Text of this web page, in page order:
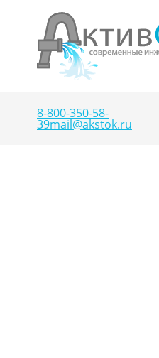
8-800-350-58-
39mail@akstok.ru